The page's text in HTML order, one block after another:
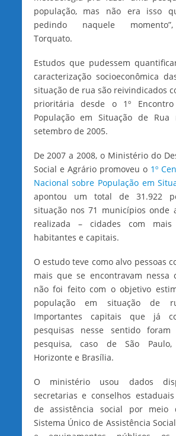
população, mas não era isso
pedindo naquele
Torquato.
Estudos que pudessem
caracterização socioeconômica
situação de rua são reivindicados
prioritária desde o 1º
População em Situação de Rua
setembro de 2005.
De 2007 a 2008, o Ministério do
Social e Agrário promoveu o 1º
Nacional sobre População em
apontou um total de 31.922
situação nos 71 municípios onde
realizada – cidades com
habitantes e capitais.
O estudo teve como alvo pessoas
mais que se encontravam nessa
não foi feito com o objetivo
população em situação de
Importantes capitais que já
pesquisas nesse sentido
pesquisa, caso de São Paulo,
Horizonte e Brasília.
O ministério usou dados
secretarias e conselhos
de assistência social por meio
Sistema Único de Assistência